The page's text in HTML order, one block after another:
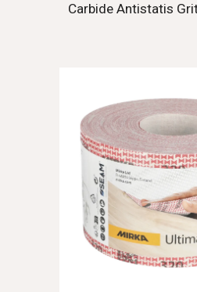
Carbide Antistatis